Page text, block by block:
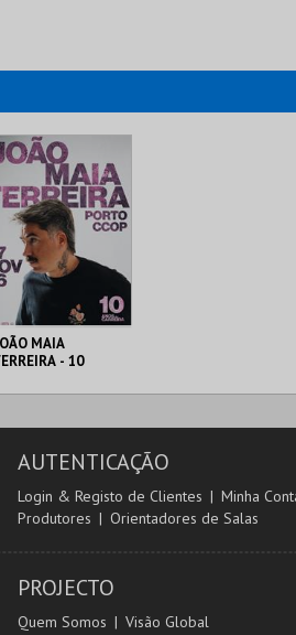
MAIA
- 10
AUTENTICAÇÃO
Login & Registo de Clientes
Minha
Produtores
Orientadores de Salas
PROJECTO
Quem Somos Visão Global